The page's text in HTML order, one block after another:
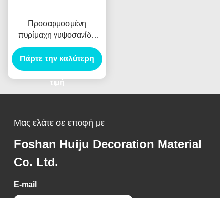
Προσαρμοσμένη
πυρίμαχη γυψοσανίδα
4x8 για τα συστήματα
χωρισμάτων τοίχων
Πάρτε την καλύτερη
τιμή
Μας ελάτε σε επαφή με
Foshan Huiju Decoration Material
Co. Ltd.
E-mail